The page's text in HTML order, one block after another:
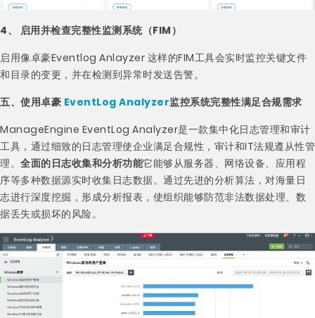
4、 启用并检查完整性监测系统（FIM）
启用像卓豪Eventlog Anlayzer 这样的FIM工具会实时监控关键文件
和目录的变更，并在检测到异常时发送告警。
五、使用卓豪 EventLog Analyzer监控系统完整性满足合规需求
ManageEngine EventLog Analyzer是一款集中化日志管理和审计
工具，通过细致的日志管理使企业满足合规性，审计和IT法规遵从性管
理。 全面的日志收集和分析功能它能够从服务器、网络设备、应用程
序等多种数据源实时收集日志数据。通过先进的分析算法，对海量日
志进行深度挖掘，形成分析报表，使组织能够防范非法数据处理、数
据丢失或损坏的风险。